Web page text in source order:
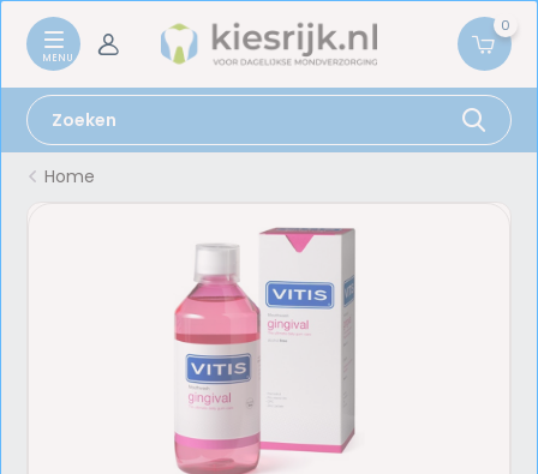
0
Home